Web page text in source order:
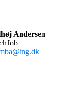
Andersen